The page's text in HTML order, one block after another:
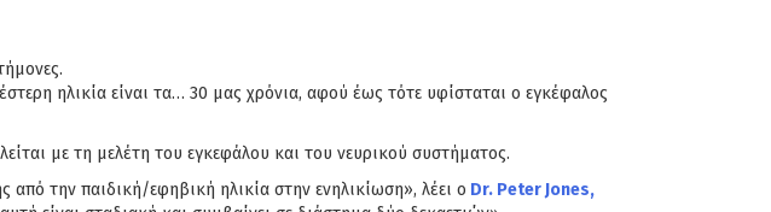
ηλικία είναι τα… 30 μας χρόνια, αφού έως τότε υφίσταται ο εγκέφαλος
με τη μελέτη του εγκεφάλου και του νευρικού συστήματος.
την παιδική/εφηβική ηλικία στην ενηλικίωση», λέει ο Dr. Peter Jones,